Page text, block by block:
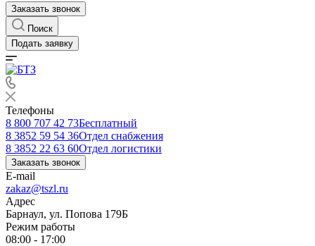
Заказать звонок
Поиск
Подать заявку
Телефоны
8 800 707 42 73Бесплатный
8 3852 59 54 36Отдел снабжения
8 3852 22 63 60Отдел логистики
Заказать звонок
E-mail
zakaz@tszl.ru
Адрес
Барнаул, ул. Попова 179Б
Режим работы
08:00 - 17:00